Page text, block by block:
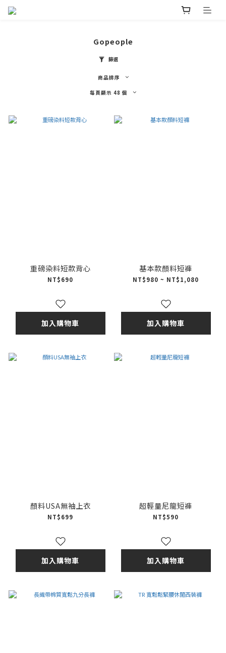
Gopeople
篩選
商品排序
每頁顯示 48 個
重磅染料短款背心
NT$690
加入購物車
基本款顏料短褲
NT$980 ~ NT$1,080
加入購物車
顏料USA無袖上衣
NT$699
加入購物車
超輕量尼龍短褲
NT$590
加入購物車